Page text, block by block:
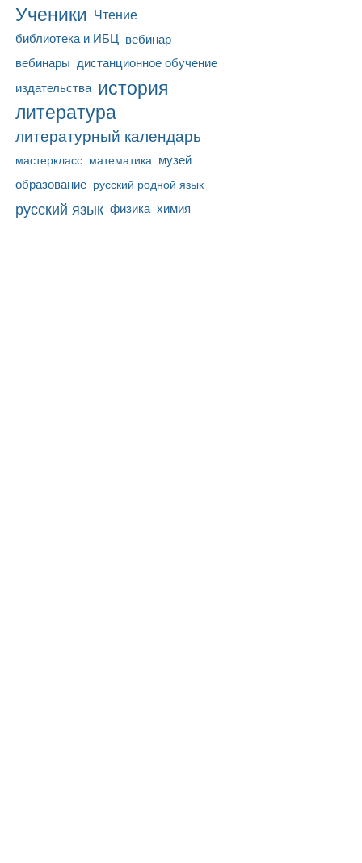
Ученики Чтение
библиотека и ИБЦ вебинар
вебинары дистанционное обучение
издательства история
литература
литературный календарь
мастеркласс математика музей
образование русский родной язык
русский язык физика химия